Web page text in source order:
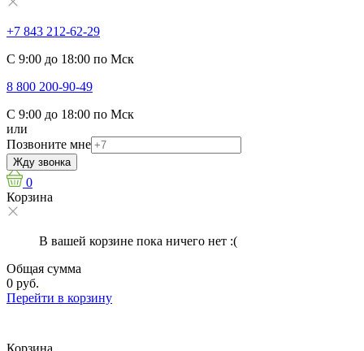
+7 843 212-62-29
С 9:00 до 18:00 по Мск
8 800 200-90-49
С 9:00 до 18:00 по Мск
или
Позвоните мне
Жду звонка
0
Корзина
В вашей корзине пока ничего нет :(
Общая сумма
0 руб.
Перейти в корзину
Корзина